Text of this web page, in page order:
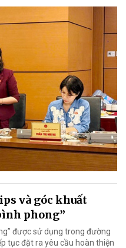
và góc khuất
phong”
được sử dụng trong đường
tục đặt ra yêu cầu hoàn thiện